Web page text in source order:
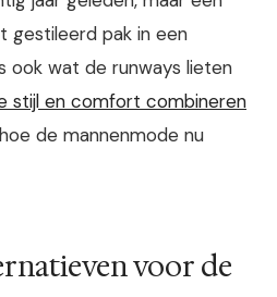
gestileerd pak in een
ook wat de runways lieten
stijl en comfort combineren
de mannenmode nu
voor de